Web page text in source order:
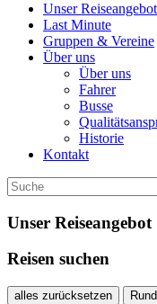
Unser Reiseangebot
Last Minute
Gruppen & Vereine
Über uns
Über uns
Fahrer
Busse
Historie
Kontakt
Unser Reiseangebot
Reisen suchen
alles zurücksetzen